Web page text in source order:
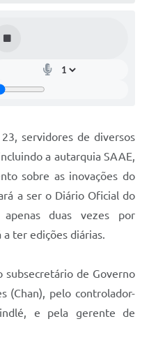
servidores de diversos
a autarquia SAAE,
sobre as inovações do
a ser o Diário Oficial do
duas vezes por
ter edições diárias.
subsecretário de Governo
(Chan), pelo controlador-
e pela gerente de